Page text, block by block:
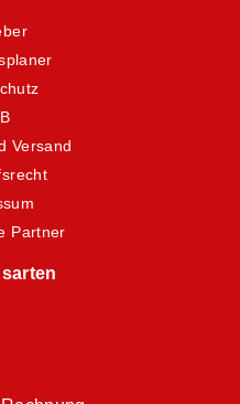
Versand
Partner